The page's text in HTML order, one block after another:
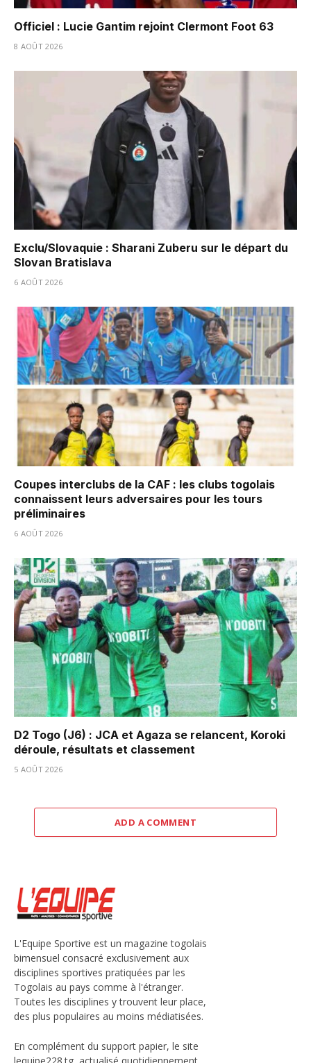
Officiel : Lucie Gantim rejoint Clermont Foot 63
8 AOÛT 2026
Exclu/Slovaquie : Sharani Zuberu sur le départ du
Slovan Bratislava
6 AOÛT 2026
Coupes interclubs de la CAF : les clubs togolais
connaissent leurs adversaires pour les tours
préliminaires
6 AOÛT 2026
D2 Togo (J6) : JCA et Agaza se relancent, Koroki
déroule, résultats et classement
5 AOÛT 2026
ADD A COMMENT
L'Equipe Sportive est un magazine togolais
bimensuel consacré exclusivement aux
disciplines sportives pratiquées par les
Togolais au pays comme à l'étranger.
Toutes les disciplines y trouvent leur place,
des plus populaires au moins médiatisées.
En complément du support papier, le site